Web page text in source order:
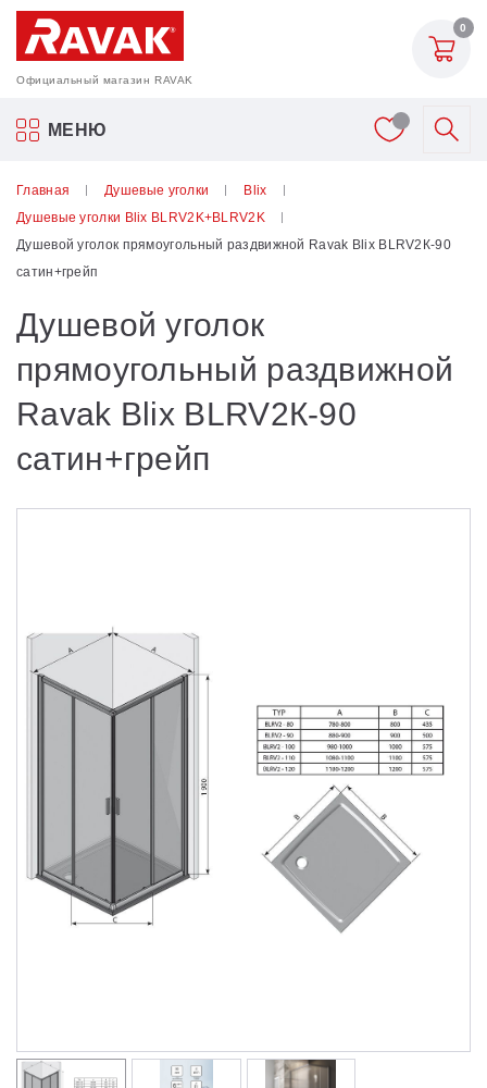
Официальный магазин RAVAK
0
МЕНЮ
Акриловые ванны Ravak
Шторки для ванн
Унитазы и биде
Душевые двери
Сиденья OVO для душевых уголков
Полотенцесушители
Гидромассаж для ванны
Умывальники
Средства ухода
Главная Душевые уголки
Blix
Душевые уголки Blix BLRV2K+BLRV2K
Душевой уголок прямоугольный раздвижной Ravak Blix BLRV2К-90
сатин+грейп
Душевой уголок
прямоугольный раздвижной
Ravak Blix BLRV2К-90
сатин+грейп